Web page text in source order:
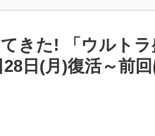
きた! 「ウルト
日(月)復活～前